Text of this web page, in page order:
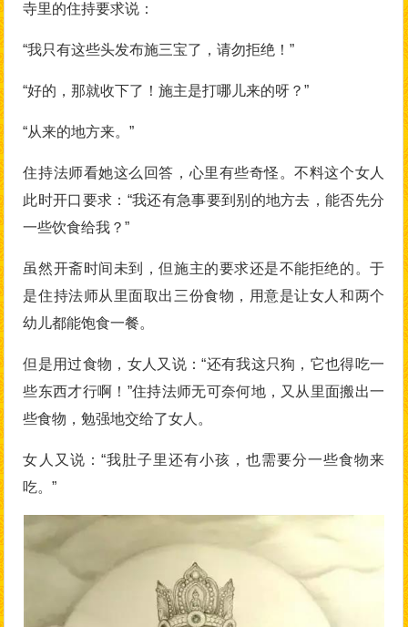
寺里的住持要求说：
“我只有这些头发布施三宝了，请勿拒绝！”
“好的，那就收下了！施主是打哪儿来的呀？”
“从来的地方来。”
住持法师看她这么回答，心里有些奇怪。不料这个女人
此时开口要求：“我还有急事要到别的地方去，能否先分
一些饮食给我？”
虽然开斋时间未到，但施主的要求还是不能拒绝的。于
是住持法师从里面取出三份食物，用意是让女人和两个
幼儿都能饱食一餐。
但是用过食物，女人又说：“还有我这只狗，它也得吃一
些东西才行啊！”住持法师无可奈何地，又从里面搬出一
些食物，勉强地交给了女人。
女人又说：“我肚子里还有小孩，也需要分一些食物来
吃。”